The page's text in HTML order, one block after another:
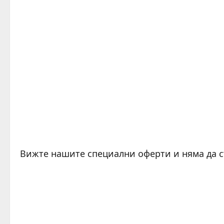
Вижте нашите специални оферти и няма да